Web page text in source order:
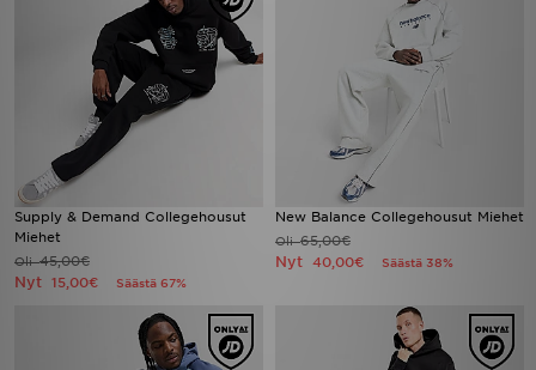
Supply & Demand Collegehousut
Miehet
Oli45,00€
Nyt 15,00€ Säästä 67%
New Balance Collegehousut Miehet
Oli65,00€
Nyt 40,00€ Säästä 38%